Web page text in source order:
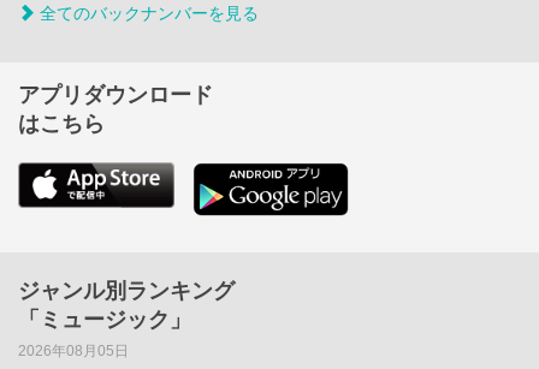
全てのバックナンバーを見る
アプリダウンロード
はこちら
ジャンル別ランキング
「ミュージック」
2026年08月05日